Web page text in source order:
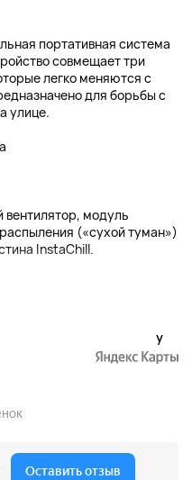
портативная система
совмещает три
легко меняются с
для борьбы с
улице.
вентилятор, модуль
(«сухой туман»)
InstaChill.
y